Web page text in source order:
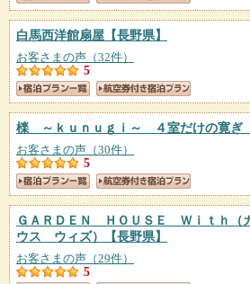
白馬西洋館扇屋 【長野県】
お客さまの声（32件）
5
檪 ～ｋｕｎｕｇｉ～ ４室だけの寛ぎ
お客さまの声（30件）
5
ＧＡＲＤＥＮ ＨＯＵＳＥ Ｗｉｔｈ（
ウス ウィズ）
【長野県】
お客さまの声（29件）
5